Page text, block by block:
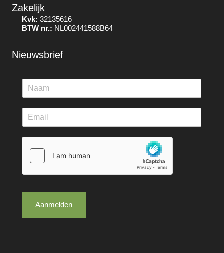
Zakelijk
Kvk: 32135616
BTW nr.: NL002441588B64
Nieuwsbrief
Aanmelden